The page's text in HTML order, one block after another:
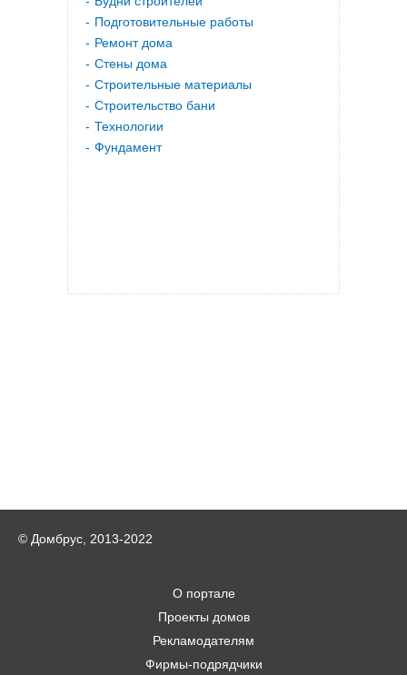
Подготовительные работы
Ремонт дома
Стены дома
Строительные материалы
Строительство бани
Технологии
Фундамент
© Домбрус, 2013-2022
О портале
Проекты домов
Рекламодателям
Фирмы-подрядчики